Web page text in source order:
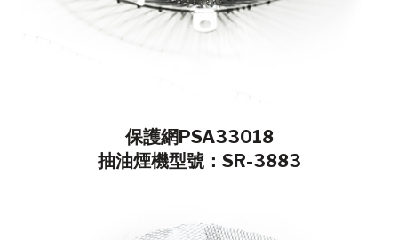
保護網PSA33018
抽油煙機型號：SR-3883